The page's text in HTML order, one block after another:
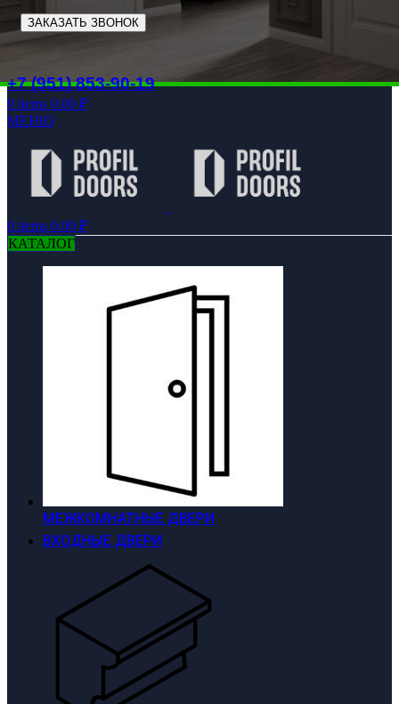
+7 (951) 853-90-19
0 items 0.00 ₽
МЕНЮ
0 items 0.00 ₽
КАТАЛОГ
МЕЖКОМНАТНЫЕ ДВЕРИ
ВХОДНЫЕ ДВЕРИ